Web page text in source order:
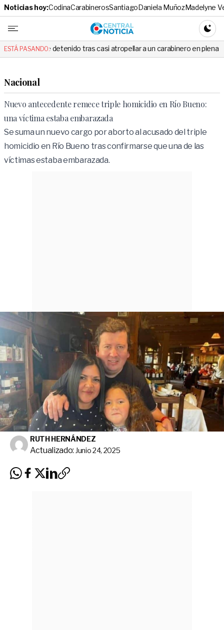
Noticias hoy:CodinaCarabinerosSantiagoDaniela MuñozMadelyne
Central
ESTÁ PASANDO:tras casi atropellar a un carabinero en plena fiscalización
Nacional
Nuevo antecedente remece triple homicidio en Río Bueno:
una víctima estaba embarazada
Se suma un nuevo cargo por aborto al acusado del triple
homicidio en Río Bueno tras confirmarse que una de las
víctimas estaba embarazada.
RUTH HERNÁNDEZ
Actualizado: Junio 24, 2025